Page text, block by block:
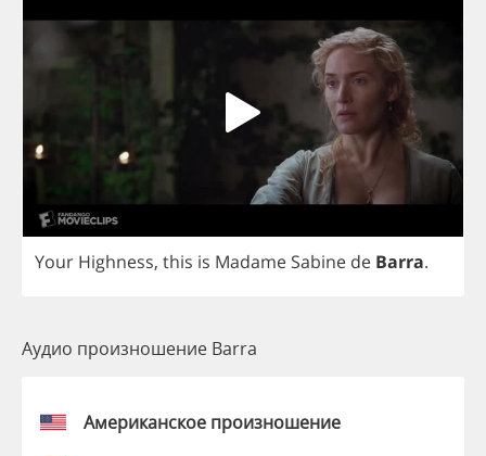
Your Highness, this is Madame Sabine de Barra.
Аудио произношение Barra
Американское произношение